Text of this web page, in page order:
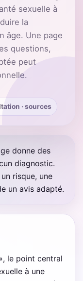
sexuelle à
la
âge. Une page
questions,
peut
· sources
donne des
diagnostic.
risque, une
un avis adapté.
le point central
à une